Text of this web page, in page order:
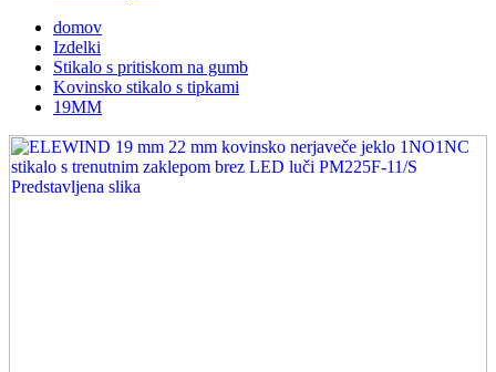
domov
Izdelki
Stikalo s pritiskom na gumb
Kovinsko stikalo s tipkami
19MM